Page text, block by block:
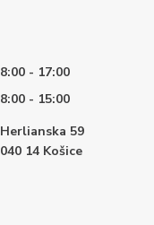
8:00 - 17:00
8:00 - 15:00
Herlianska 59
040 14 Košice